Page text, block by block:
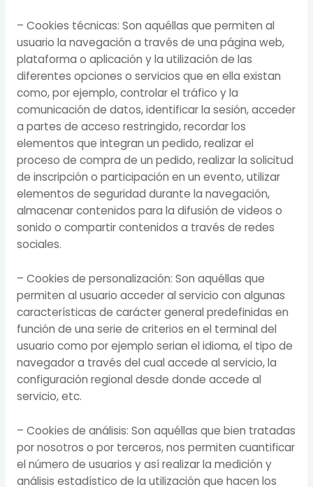
– Cookies técnicas: Son aquéllas que permiten al
usuario la navegación a través de una página web,
plataforma o aplicación y la utilización de las
diferentes opciones o servicios que en ella existan
como, por ejemplo, controlar el tráfico y la
comunicación de datos, identificar la sesión, acceder
a partes de acceso restringido, recordar los
elementos que integran un pedido, realizar el
proceso de compra de un pedido, realizar la solicitud
de inscripción o participación en un evento, utilizar
elementos de seguridad durante la navegación,
almacenar contenidos para la difusión de videos o
sonido o compartir contenidos a través de redes
sociales.
– Cookies de personalización: Son aquéllas que
permiten al usuario acceder al servicio con algunas
características de carácter general predefinidas en
función de una serie de criterios en el terminal del
usuario como por ejemplo serian el idioma, el tipo de
navegador a través del cual accede al servicio, la
configuración regional desde donde accede al
servicio, etc.
– Cookies de análisis: Son aquéllas que bien tratadas
por nosotros o por terceros, nos permiten cuantificar
el número de usuarios y así realizar la medición y
análisis estadístico de la utilización que hacen los